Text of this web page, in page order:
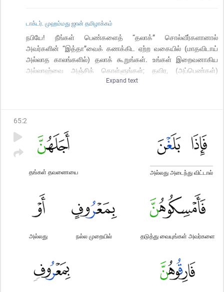
டாக்டர். முஹம்மது ஜான் தமிழாக்கம்
நபியே! நீங்கள் பெண்களைத் “தலாக்” சொல்வீர்களானால்
அவர்களின் “இத்தா”வைக் கணக்கிட ஏற்ற வகையில் (மாதவிடாய்
அல்லாத காலங்களில்) தலாக் கூறுங்கள். உங்கள் இறைவனாகிய
அல்லாஹ்வை அஞ்சிக் கொள்ளுங்கள்; தவிர, (அப்பெண்கள்)
பகிரங்கமான மானக்கேடான (காரியத்)தைச் செய்தாலன்றி
திடமாகத் தமக்குத் தாமே அநியாயம் செய்து கொள்கிறார்;
(ஏனெனில், கூடி வாழ்வதற்காக) இதன் பின்னரும் அல்லாஹ் ஏதாவது
ஒரு வழியை உண்டாக்கலாம் என்பதை அறியமாட்டீர்.
Expand text
65:2
அல்லது அடைந்து விட்டால்
தங்கள் தவணையை
தடுத்து வையுங்கள் அவர்களை
நல்ல முறையில்
அல்லது